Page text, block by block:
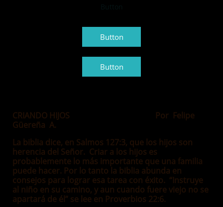
Button
Button
CRIANDO HIJOS Por Felipe
Güereña A.
La biblia dice, en Salmos 127:3, que los hijos son
herencia del Señor. Criar a los hijos es
probablemente lo más importante que una familia
puede hacer. Por lo tanto la biblia abunda en
consejos para lograr esa tarea con éxito. “Instruye
al niño en su camino, y aun cuando fuere viejo no se
apartará de él” se lee en Proverbios 22:6.